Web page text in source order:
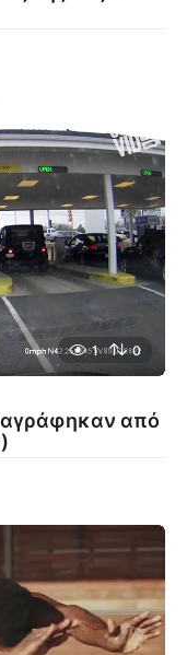
1 0
από